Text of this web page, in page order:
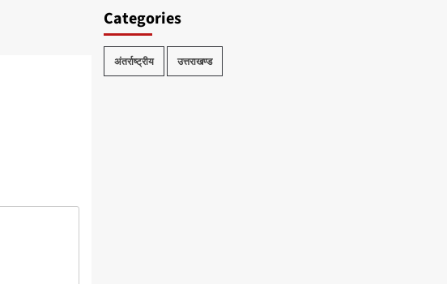
Categories
अंतर्राष्ट्रीय उत्तराखण्ड